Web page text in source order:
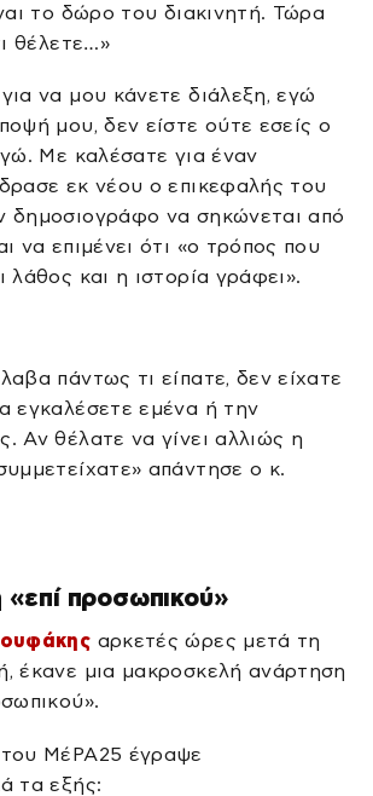
το δώρο του διακινητή. Τώρα
θέλετε…»
να μου κάνετε διάλεξη, εγώ
μου, δεν είστε ούτε εσείς ο
Με καλέσατε για έναν
εκ νέου ο επικεφαλής του
δημοσιογράφο να σηκώνεται από
να επιμένει ότι «ο τρόπος που
λάθος και η ιστορία γράφει».
πάντως τι είπατε, δεν είχατε
εγκαλέσετε εμένα ή την
Αν θέλατε να γίνει αλλιώς η
απάντησε ο κ.
προσωπικού»
αρκετές ώρες μετά τη
έκανε μια μακροσκελή ανάρτηση
ΜέΡΑ25 έγραψε
τα εξής: